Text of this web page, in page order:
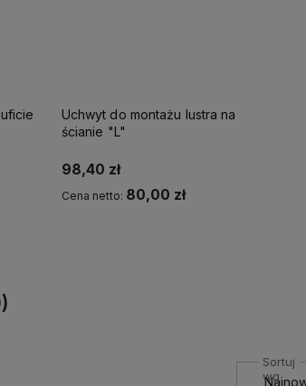
Uchwyt do montażu lustra na
ścianie "L"
98,40 zł
Cena netto: 80,00 zł
Sortuj
wg